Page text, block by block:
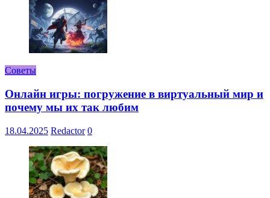
Советы
Онлайн игры: погружение в виртуальный мир и
почему мы их так любим
18.04.2025 Redactor 0